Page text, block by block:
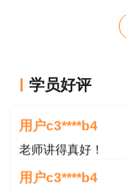
具有职业资格
术、文物博物、实
业资格或职业技能
的，可由单位自主
3年的，可申报评
学员好评
用户c3****b4
用户c3****b4
老师讲得真好！
用户c3****b4